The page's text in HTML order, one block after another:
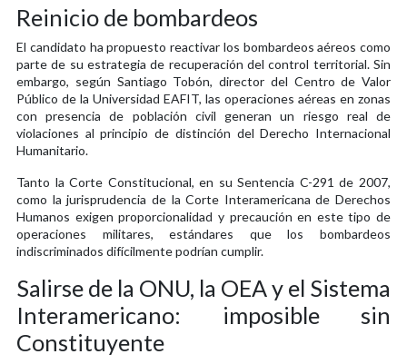
Reinicio de bombardeos
El candidato ha propuesto reactivar los bombardeos aéreos como
parte de su estrategia de recuperación del control territorial. Sin
embargo, según Santiago Tobón, director del Centro de Valor
Público de la Universidad EAFIT, las operaciones aéreas en zonas
con presencia de población civil generan un riesgo real de
violaciones al principio de distinción del Derecho Internacional
Humanitario.
Tanto la Corte Constitucional, en su Sentencia C-291 de 2007,
como la jurisprudencia de la Corte Interamericana de Derechos
Humanos exigen proporcionalidad y precaución en este tipo de
operaciones militares, estándares que los bombardeos
indiscriminados difícilmente podrían cumplir.
Salirse de la ONU, la OEA y el Sistema
Interamericano: imposible sin
Constituyente